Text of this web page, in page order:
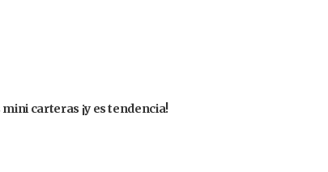
carteras ¡y es tendencia!